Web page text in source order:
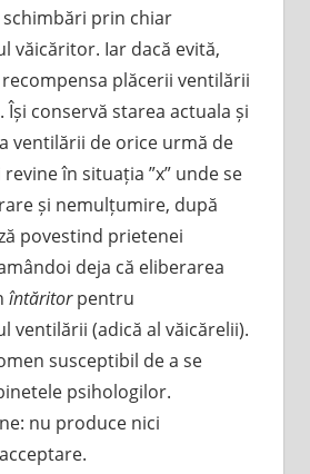
prin chiar
văicăritor. Iar dacă evită,
plăcerii ventilării
Își conservă starea actuala și
ventilării de orice urmă de
în situația ”x” unde se
și nemulțumire, după
povestind prietenei
deja că eliberarea
întăritorpentru
ventilării (adică al văicărelii).
susceptibil de a se
psihologilor.
nu produce nici